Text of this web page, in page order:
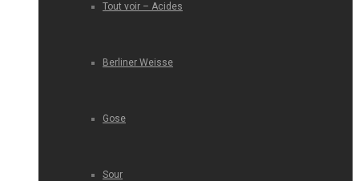
Tout voir – Acides
Berliner Weisse
Gose
Sour